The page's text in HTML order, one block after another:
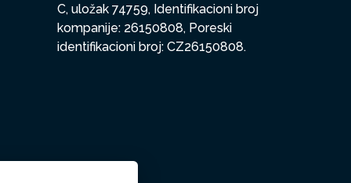
C, uložak 74759, Identifikacioni broj
kompanije: 26150808, Poreski
identifikacioni broj: CZ26150808.